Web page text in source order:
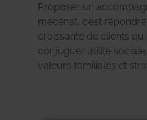
Proposer un
mécénat, c’est
croissante de clients
conjuguer utilité
valeurs familiales et